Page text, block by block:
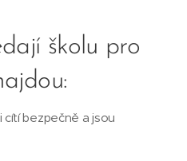
školu pro
bezpečně a jsou